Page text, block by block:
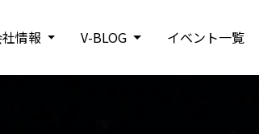
情報 V-BLOG イベント一覧